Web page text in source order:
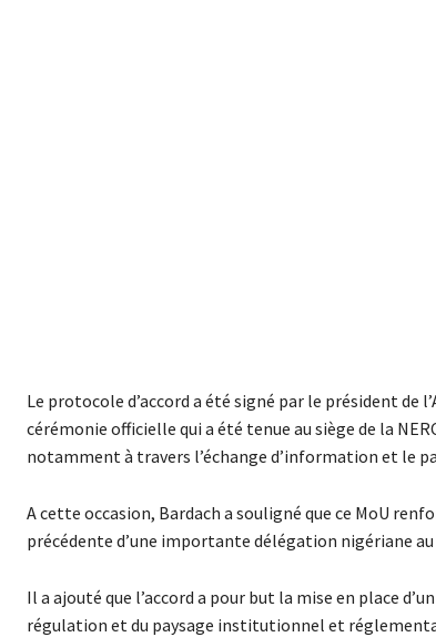
Le protocole d’accord a été signé par le président de
cérémonie officielle qui a été tenue au siège de la
notamment à travers l’échange d’information et le
A cette occasion, Bardach a souligné que ce MoU
précédente d’une importante délégation nigériane au
Il a ajouté que l’accord a pour but la mise en place
régulation et du paysage institutionnel et